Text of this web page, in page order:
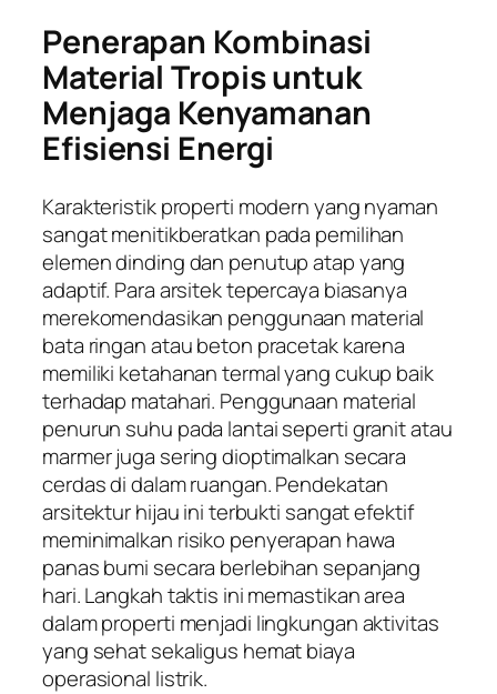
Penerapan Kombinasi
Material Tropis untuk
Menjaga Kenyamanan
Efisiensi Energi
Karakteristik properti modern yang nyaman
sangat menitikberatkan pada pemilihan
elemen dinding dan penutup atap yang
adaptif. Para arsitek tepercaya biasanya
merekomendasikan penggunaan material
bata ringan atau beton pracetak karena
memiliki ketahanan termal yang cukup baik
terhadap matahari. Penggunaan material
penurun suhu pada lantai seperti granit atau
marmer juga sering dioptimalkan secara
cerdas di dalam ruangan. Pendekatan
arsitektur hijau ini terbukti sangat efektif
meminimalkan risiko penyerapan hawa
panas bumi secara berlebihan sepanjang
hari. Langkah taktis ini memastikan area
dalam properti menjadi lingkungan aktivitas
yang sehat sekaligus hemat biaya
operasional listrik.